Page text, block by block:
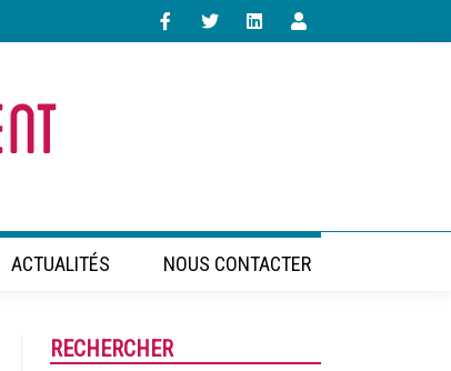
ACTUALITÉS NOUS CONTACTER
RECHERCHER